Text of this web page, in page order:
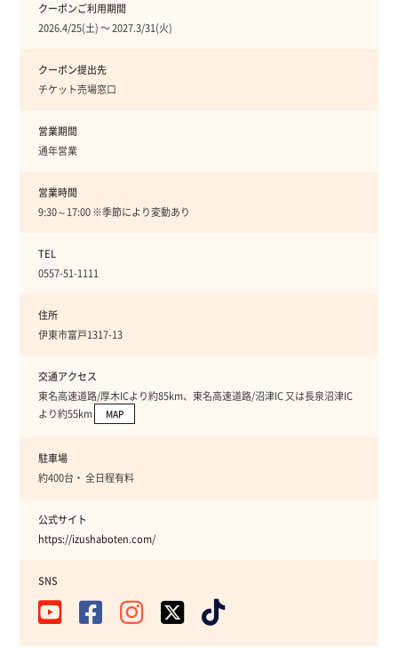
クーポンご利用期間
2026.4/25(土) 〜 2027.3/31(火)
クーポン提出先
チケット売場窓口
営業期間
通年営業
営業時間
9:30～17:00 ※季節により変動あり
TEL
0557-51-1111
住所
伊東市富戸1317-13
交通アクセス
東名高速道路/厚木ICより約85km、東名高速道路/沼津IC 又は長泉沼津IC
より約55km
MAP
駐車場
約400台・ 全日程有料
公式サイト
https://izushaboten.com/
SNS